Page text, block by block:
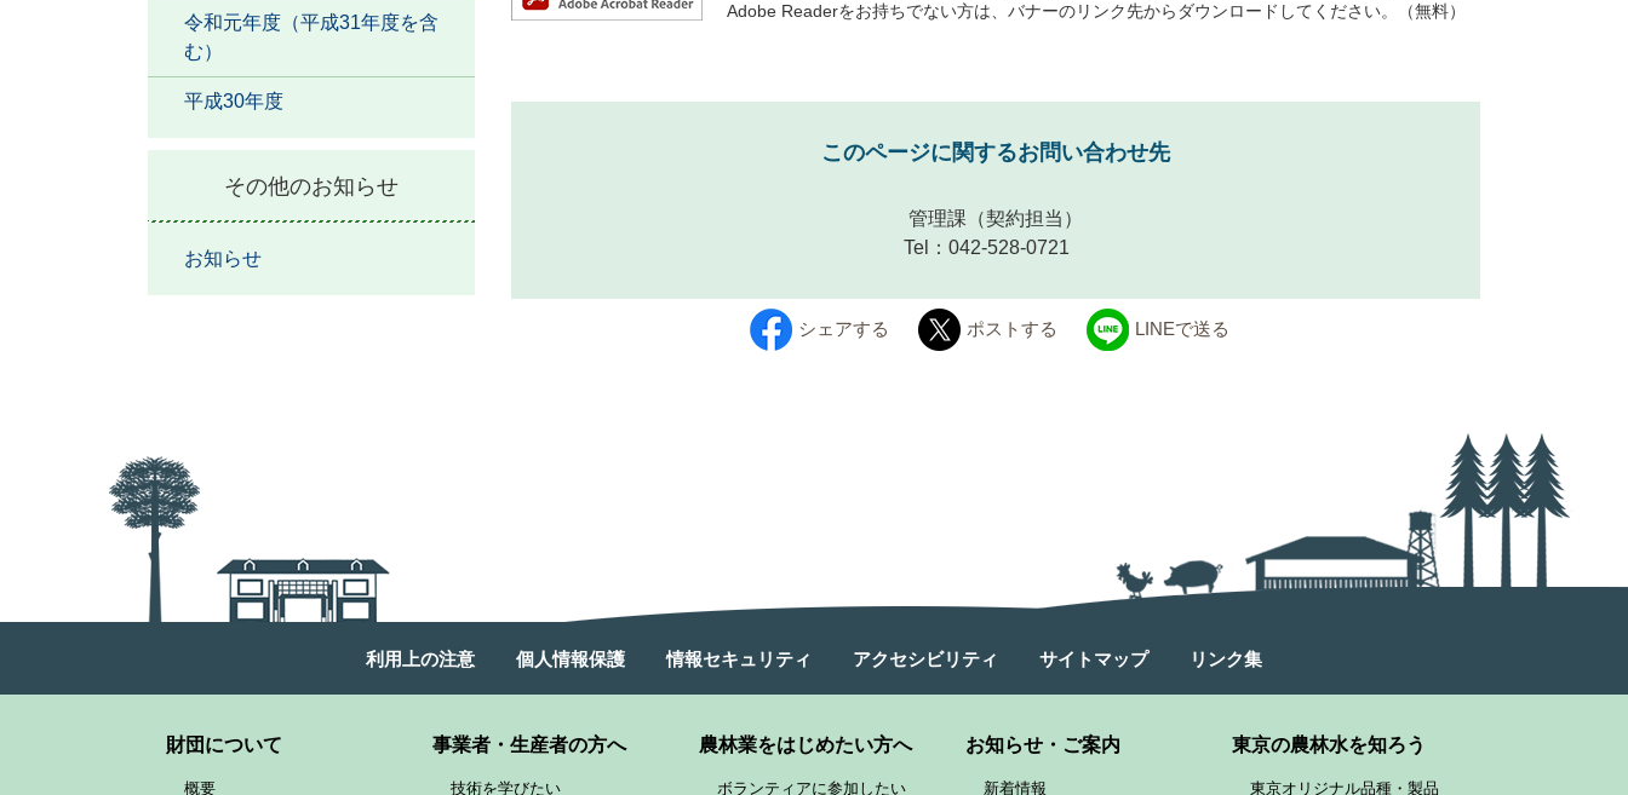
Adobe Readerをお持ちでない方は、バナーのリンク先からダウンロードしてください。（無料）
このページに関するお問い合わせ先
管理課 （契約担当）
Tel：042-528-0721
シェアする ポストする LINEで送る
令和元年度（平成31年度を含
む）
平成30年度
その他のお知らせ
お知らせ
利用上の注意 個人情報保護 情報セキュリティ アクセシビリティ サイトマップ リンク集
財団について
概要
事業者・生産者の方へ
技術を学びたい
農林業をはじめたい方へ
ボランティアに参加したい
お知らせ・ご案内
新着情報
東京の農林水を知ろう
東京オリジナル品種・製品